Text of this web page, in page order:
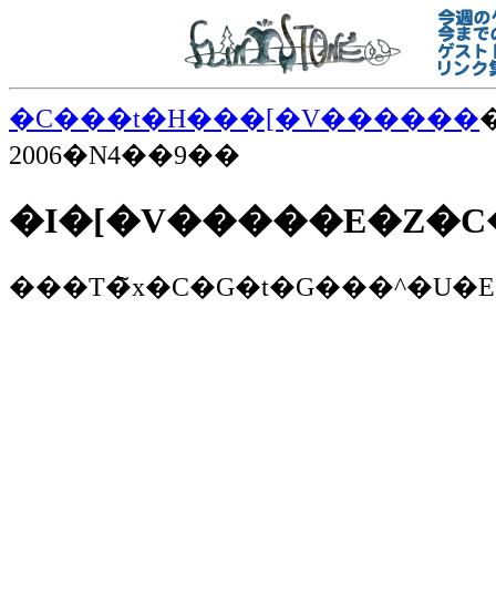
�C���t�H���[�V������
2006�N4��9��